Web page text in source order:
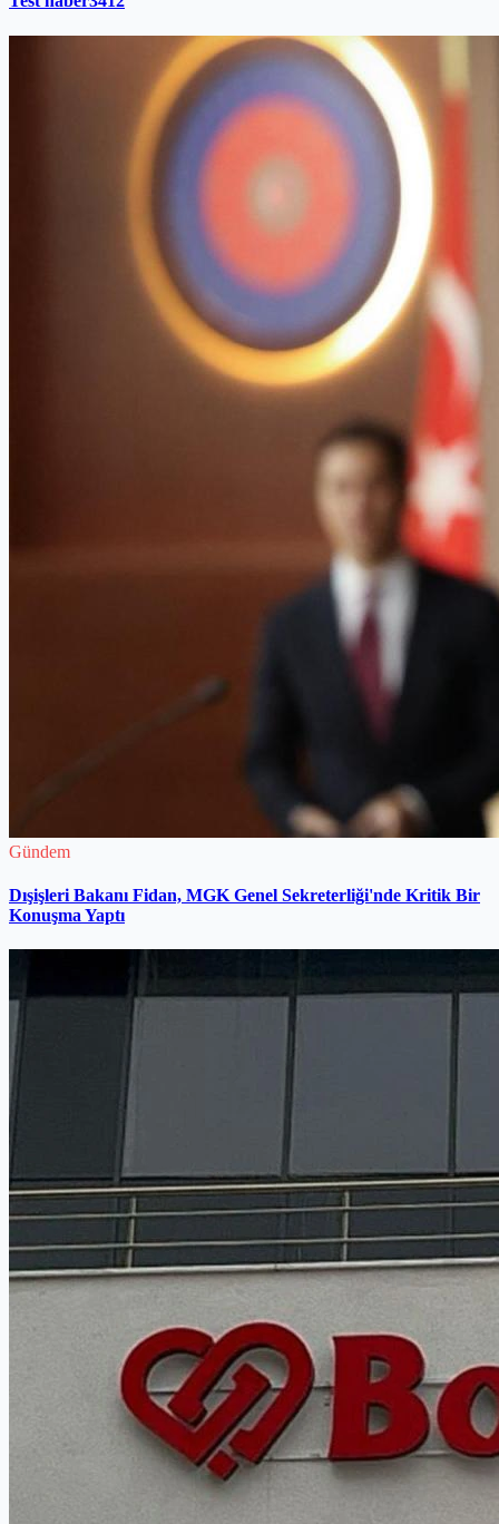
Gündem
Dışişleri Bakanı Fidan, MGK Genel Sekreterliği'nde Kritik Bir
Konuşma Yaptı